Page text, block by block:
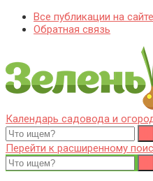
Все публикации на сайте
Обратная связь
Zelenj.ru – все про
птицеводство
Особенности садоводства,
птицеводства. Выращивания
Уход за дачным участком,
советы дачникам и садоводам
Календарь садовода и
Перейти к расширенному